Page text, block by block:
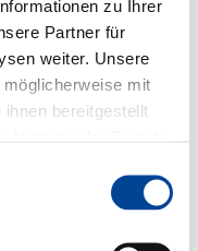
zu Ihrer
Partner für
weiter. Unsere
mit
bereitgestellt